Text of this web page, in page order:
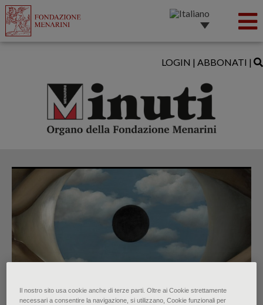
LOGIN | ABBONATI |
Surrealismo: il lato magico
Il nostro sito usa cookie anche di terze parti. Oltre ai Cookie strettamente
necessari a consentire la navigazione, si utilizzano, Cookie funzionali per